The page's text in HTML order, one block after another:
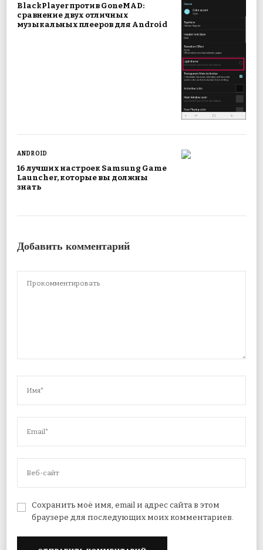
BlackPlayer против GoneMAD:
сравнение двух отличных
музыкальных плееров для Android
ANDROID
16 лучших настроек Samsung Game
Launcher, которые вы должны
знать
Добавить комментарий
Сохранить моё имя, email и адрес сайта в этом
браузере для последующих моих комментариев.